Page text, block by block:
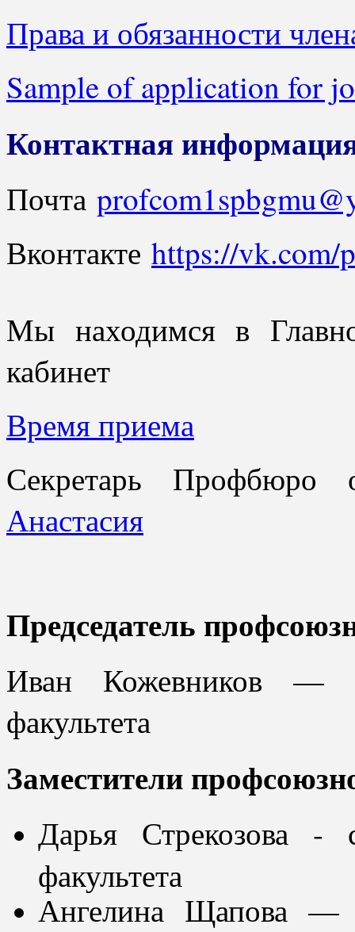
Права и обязанности
Sample of application for
Контактная
Почта
Вконтакте https://vk.com/
Мы находимся в
кабинет
Время приема
Секретарь
Анастасия
Председатель
Иван Кожевников —
факультета
Заместители
Дарья Стрекозова -
факультета
Ангелина Щапова —